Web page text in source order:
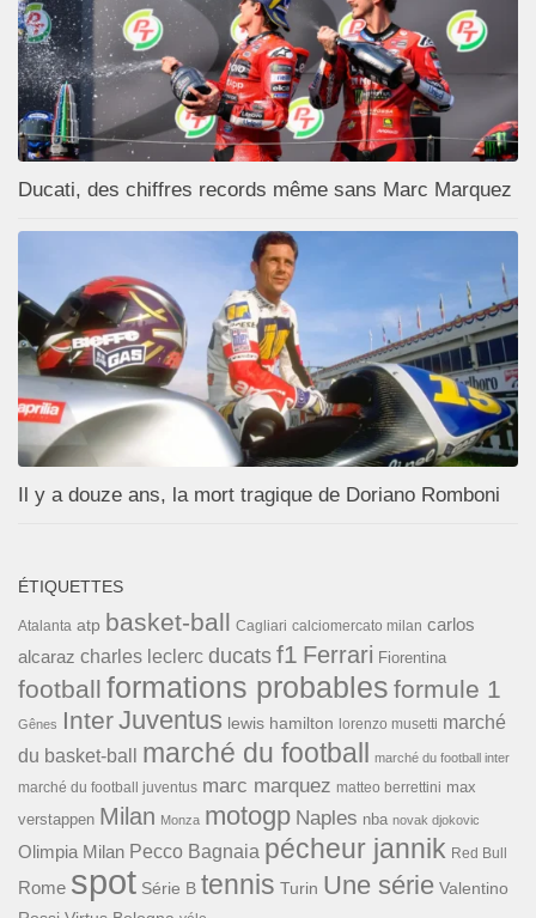
Ducati, des chiffres records même sans Marc Marquez
Il y a douze ans, la mort tragique de Doriano Romboni
ÉTIQUETTES
Atalanta atp basket-ball Cagliari calciomercato milan carlos
alcaraz charles leclerc ducats f1 Ferrari Fiorentina
football formations probables formule 1
Gênes InterJuventus lewis hamilton lorenzo musetti marché
du basket-ball
marché du football marché du football inter
marché du football juventus marc marquez matteo berrettini max
verstappen Milan Monza motogp Naples nba novak djokovic
Olimpia Milan Pecco Bagnaia pécheur jannik Red Bull
Rome spot Série B tennis Turin Une série Valentino